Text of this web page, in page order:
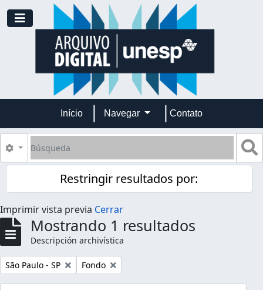
Skip to main content
Toggle navigation
Início Navegar Contato
Búsqueda
Search options
Restringir resultados por:
Imprimir vista previa Cerrar
Mostrando 1 resultados
Descripción archivística
Remove filter:
São Paulo - SP Remove filter:
Fondo